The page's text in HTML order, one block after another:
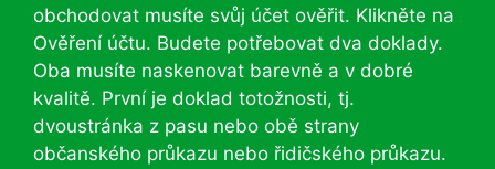
obchodovat musíte svůj účet ověřit. Klikněte na
Ověření účtu. Budete potřebovat dva doklady.
Oba musíte naskenovat barevně a v dobré
kvalitě. První je doklad totožnosti, tj.
dvoustránka z pasu nebo obě strany
občanského průkazu nebo řidičského průkazu.